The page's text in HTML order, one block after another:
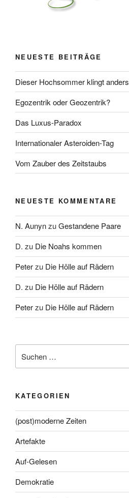
NEUESTE BEITRÄGE
Dieser Hochsommer klingt anders
Egozentrik oder Geozentrik?
Das Luxus-Paradox
Internationaler Asteroiden-Tag
Vom Zauber des Zeitstaubs
NEUESTE KOMMENTARE
N. AunynzuGestandene Paare
D. zu Die Noahs kommen
Peterzu Die Hölle auf Rädern
D. zu Die Hölle auf Rädern
Peterzu Die Hölle auf Rädern
nach:
KATEGORIEN
(post)moderne Zeiten
Artefakte
Auf-Gelesen
Demokratie